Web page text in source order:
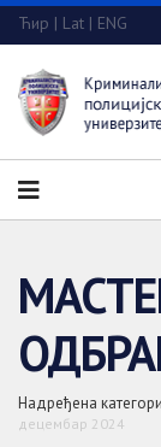
Ћир | Lat | ENG
Надређена
децембар 2024